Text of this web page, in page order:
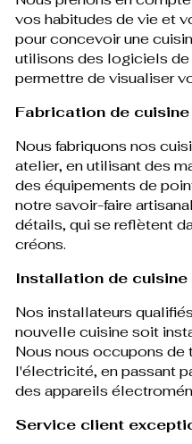
vos habitudes de vie et
pour concevoir une
utilisons des logiciels
permettre de visualiser
Fabrication de
Nous fabriquons nos
atelier, en utilisant des
des équipements de
notre savoir-faire
détails, qui se reflètent
créons.
Installation de cuisine
Nos installateurs
nouvelle cuisine soit
Nous nous occupons de
l'électricité, en passant
des appareils
Service client